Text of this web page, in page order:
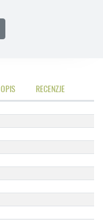
OPIS RECENZJE